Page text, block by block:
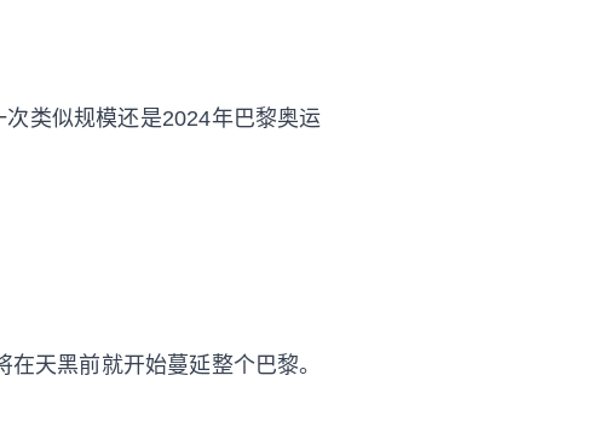
类似规模还是2024年巴黎奥运
天黑前就开始蔓延整个巴黎。